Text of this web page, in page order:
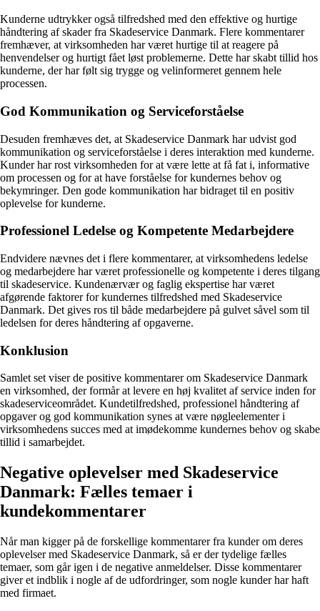
Kunderne udtrykker også tilfredshed med den effektive og hurtige
håndtering af skader fra Skadeservice Danmark. Flere kommentarer
fremhæver, at virksomheden har været hurtige til at reagere på
henvendelser og hurtigt fået løst problemerne. Dette har skabt tillid hos
kunderne, der har følt sig trygge og velinformeret gennem hele
processen.
God Kommunikation og Serviceforståelse
Desuden fremhæves det, at Skadeservice Danmark har udvist god
kommunikation og serviceforståelse i deres interaktion med kunderne.
Kunder har rost virksomheden for at være lette at få fat i, informative
om processen og for at have forståelse for kundernes behov og
bekymringer. Den gode kommunikation har bidraget til en positiv
oplevelse for kunderne.
Professionel Ledelse og Kompetente Medarbejdere
Endvidere nævnes det i flere kommentarer, at virksomhedens ledelse
og medarbejdere har været professionelle og kompetente i deres tilgang
til skadeservice. Kundenærvær og faglig ekspertise har været
afgørende faktorer for kundernes tilfredshed med Skadeservice
Danmark. Det gives ros til både medarbejdere på gulvet såvel som til
ledelsen for deres håndtering af opgaverne.
Konklusion
Samlet set viser de positive kommentarer om Skadeservice Danmark
en virksomhed, der formår at levere en høj kvalitet af service inden for
skadeserviceområdet. Kundetilfredshed, professionel håndtering af
opgaver og god kommunikation synes at være nøgleelementer i
virksomhedens succes med at imødekomme kundernes behov og skabe
tillid i samarbejdet.
Negative oplevelser med Skadeservice
Danmark: Fælles temaer i
kundekommentarer
Når man kigger på de forskellige kommentarer fra kunder om deres
oplevelser med Skadeservice Danmark, så er der tydelige fælles
temaer, som går igen i de negative anmeldelser. Disse kommentarer
giver et indblik i nogle af de udfordringer, som nogle kunder har haft
med firmaet.